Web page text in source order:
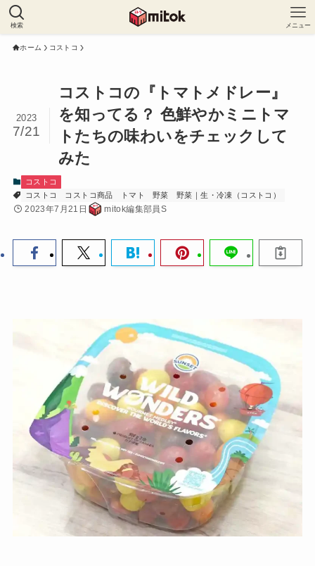
検索 メニュー
ホーム コストコ
コストコの『トマトメドレー』
を知ってる？ 色鮮やかミニトマ
トたちの味わいをチェックして
みた
2023
7/21
コストコ
コストコ
コストコ商品 トマト 野菜 野菜｜生・冷凍（コストコ）
2023年7月21日 mitok編集部員S